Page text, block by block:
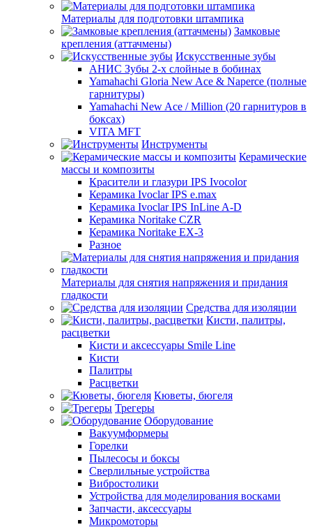
Материалы для подготовки штампика
Замковые
крепления (аттачмены)
Искусственные зубы
АНИС Зубы 2-х слойные в бобинах
Yamahachi Gloria New Ace & Naperce (полные
гарнитуры)
Yamahachi New Ace / Million (20 гарнитуров в
боксах)
VITA MFT
Инструменты
Керамические
массы и композиты
Красители и глазури IPS Ivocolor
Керамика Ivoclar IPS e.max
Керамика Ivoclar IPS InLine A-D
Керамика Noritake CZR
Керамика Noritake EX-3
Разное
Материалы для снятия напряжения и придания
гладкости
Средства для изоляции
Кисти, палитры,
расцветки
Кисти и аксессуары Smile Line
Кисти
Палитры
Расцветки
Кюветы, бюгеля
Трегеры
Оборудование
Вакуумформеры
Горелки
Пылесосы и боксы
Сверлильные устройства
Вибростолики
Устройства для моделирования восками
Запчасти, аксессуары
Микромоторы